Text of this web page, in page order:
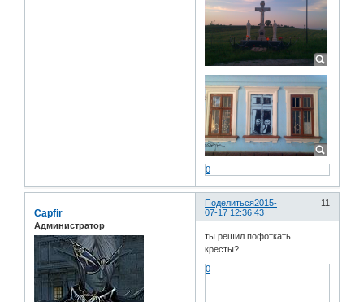
0
Поделиться 11
2015-
07-17 12:36:43
Capfir
Администратор
ты решил пофоткать
кресты?..
0